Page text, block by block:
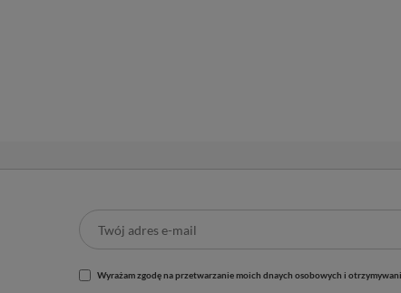
Wyrażam zgodę na przetwarzanie moich dnaych osobowych i